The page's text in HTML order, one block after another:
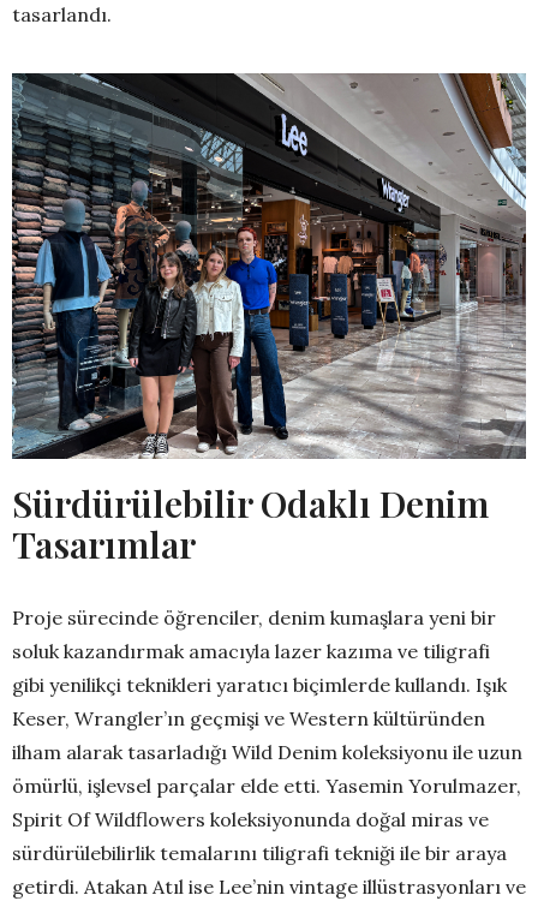
tasarlandı.
Sürdürülebilir Odaklı Denim
Tasarımlar
Proje sürecinde öğrenciler, denim kumaşlara yeni bir
soluk kazandırmak amacıyla lazer kazıma ve tiligrafi
gibi yenilikçi teknikleri yaratıcı biçimlerde kullandı. Işık
Keser, Wrangler’ın geçmişi ve Western kültüründen
ilham alarak tasarladığı Wild Denim koleksiyonu ile uzun
ömürlü, işlevsel parçalar elde etti. Yasemin Yorulmazer,
Spirit Of Wildflowers koleksiyonunda doğal miras ve
sürdürülebilirlik temalarını tiligrafi tekniği ile bir araya
getirdi. Atakan Atıl ise Lee’nin vintage illüstrasyonları ve